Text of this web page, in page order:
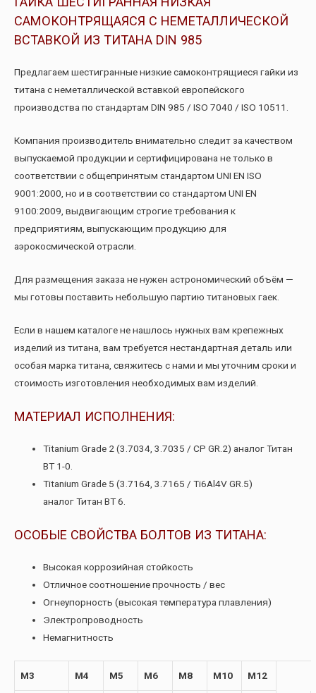
САМОКОНТРЯЩАЯСЯ С НЕМЕТАЛЛИЧЕСКОЙ
ВСТАВКОЙ ИЗ ТИТАНА DIN 985
Предлагаем шестигранные низкие самоконтрящиеся гайки из
титана с неметаллической вставкой европейского
производства по стандартам DIN 985 / ISO 7040 / ISO 10511.
Компания производитель внимательно следит за качеством
выпускаемой продукции и сертифицирована не только в
соответствии с общепринятым стандартом UNI EN ISO
9001:2000, но и в соответствии со стандартом UNI EN
9100:2009, выдвигающим строгие требования к
предприятиям, выпускающим продукцию для
аэрокосмической отрасли.
Для размещения заказа не нужен астрономический объём —
мы готовы поставить небольшую партию титановых гаек.
Если в нашем каталоге не нашлось нужных вам крепежных
изделий из титана, вам требуется нестандартная деталь или
особая марка титана, свяжитесь с нами и мы уточним сроки и
стоимость изготовления необходимых вам изделий.
МАТЕРИАЛ ИСПОЛНЕНИЯ:
Titanium Grade 2 (3.7034, 3.7035 / CP GR.2) аналог Титан
ВТ 1-0.
Titanium Grade 5 (3.7164, 3.7165 / Ti6Al4V GR.5)
аналог Титан ВТ 6.
ОСОБЫЕ СВОЙСТВА БОЛТОВ ИЗ ТИТАНА:
Высокая коррозийная стойкость
Отличное соотношение прочность / вес
Огнеупорность (высокая температура плавления)
Электропроводность
Немагнитность
M3 M4 M5 M6 M8 M10 M12